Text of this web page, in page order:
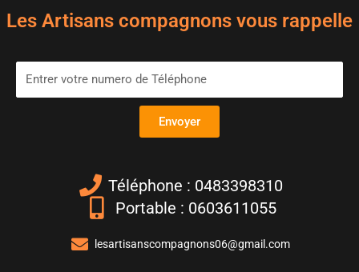
Les Artisans compagnons vous rappelle
Envoyer
Téléphone : 0483398310
Portable : 0603611055
lesartisanscompagnons06@gmail.com